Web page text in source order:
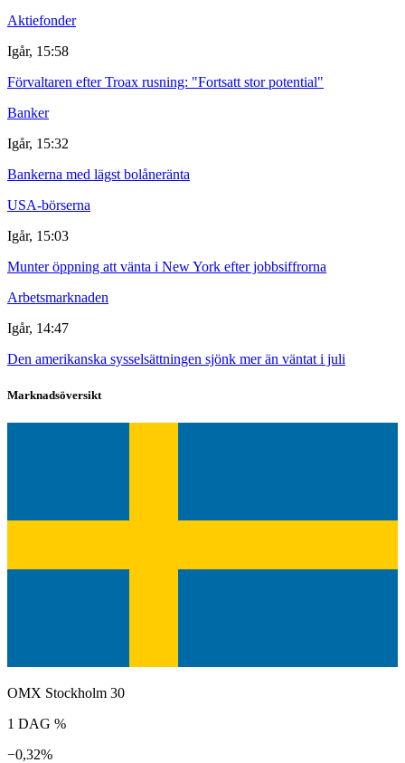
Aktiefonder
Igår, 15:58
Förvaltaren efter Troax rusning: "Fortsatt stor potential"
Banker
Igår, 15:32
Bankerna med lägst bolåneränta
USA-börserna
Igår, 15:03
Munter öppning att vänta i New York efter jobbsiffrorna
Arbetsmarknaden
Igår, 14:47
Den amerikanska sysselsättningen sjönk mer än väntat i juli
Marknadsöversikt
OMX Stockholm 30
1 DAG %
−0,32%